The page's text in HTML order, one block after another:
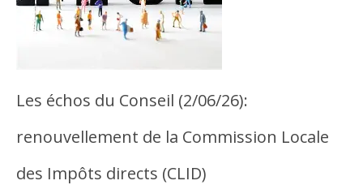
Les échos du Conseil (2/06/26):
renouvellement de la Commission Locale
des Impôts directs (CLID)